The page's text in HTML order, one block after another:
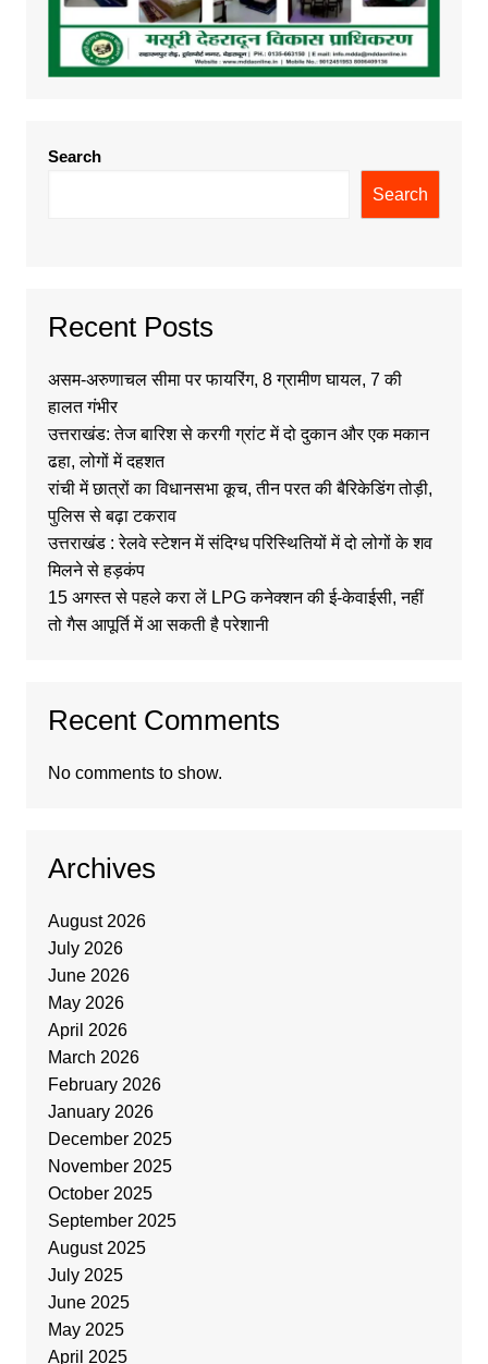
Search
Search
Recent Posts
असम-अरुणाचल सीमा पर फायरिंग, 8 ग्रामीण घायल, 7 की
हालत गंभीर
उत्तराखंड: तेज बारिश से करगी ग्रांट में दो दुकान और एक मकान
ढहा, लोगों में दहशत
रांची में छात्रों का विधानसभा कूच, तीन परत की बैरिकेडिंग तोड़ी,
पुलिस से बढ़ा टकराव
उत्तराखंड : रेलवे स्टेशन में संदिग्ध परिस्थितियों में दो लोगों के शव
मिलने से हड़कंप
15 अगस्त से पहले करा लें LPG कनेक्शन की ई-केवाईसी, नहीं
तो गैस आपूर्ति में आ सकती है परेशानी
Recent Comments
No comments to show.
Archives
August 2026
July 2026
June 2026
May 2026
April 2026
March 2026
February 2026
January 2026
December 2025
November 2025
October 2025
September 2025
August 2025
July 2025
June 2025
May 2025
April 2025